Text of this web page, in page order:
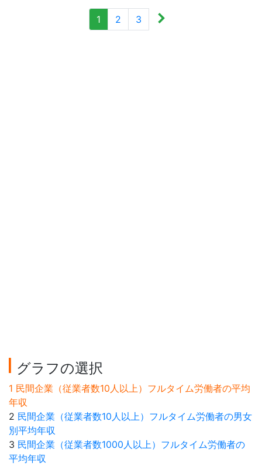
1 2 3
グラフの選択
1 民間企業（従業者数10人以上）フルタイム労働者の平均
年収
2 民間企業（従業者数10人以上）フルタイム労働者の男女
別平均年収
3 民間企業（従業者数1000人以上）フルタイム労働者の
平均年収